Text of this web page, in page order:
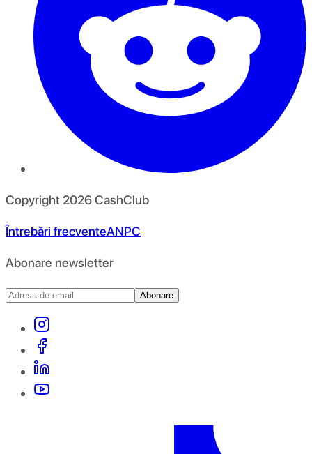
Copyright 2026CashClub
Întrebări frecventeANPC
Abonare newsletter
Abonare